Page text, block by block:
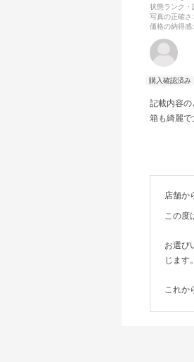
状態ランク・
写真の正確さ
価格の納得感
記載内容の
箱も綺麗で
店舗か
この度
お選び
じます
これか